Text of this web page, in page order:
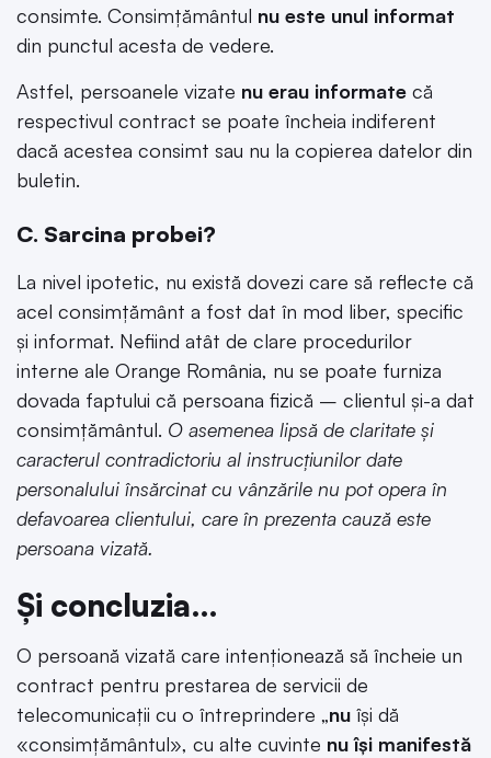
consimte. Consimțământul nu este unul informat
din punctul acesta de vedere.
Astfel, persoanele vizate nu erau informate că
respectivul contract se poate încheia indiferent
dacă acestea consimt sau nu la copierea datelor din
buletin.
C. Sarcina probei?
La nivel ipotetic, nu există dovezi care să reflecte că
acel consimțământ a fost dat în mod liber, specific
și informat. Nefiind atât de clare procedurilor
interne ale Orange România, nu se poate furniza
dovada faptului că persoana fizică – clientul și-a dat
consimțământul. O asemenea lipsă de claritate și
caracterul contradictoriu al instrucțiunilor date
personalului însărcinat cu vânzările nu pot opera în
defavoarea clientului, care în prezenta cauză este
persoana vizată.
Și concluzia…
O persoană vizată care intenționează să încheie un
contract pentru prestarea de servicii de
telecomunicații cu o întreprindere „nu își dă
«consimțământul», cu alte cuvinte nu își manifestă